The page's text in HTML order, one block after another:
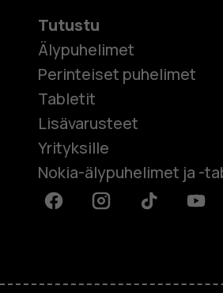
Tutustu
Älypuhelimet
Perinteiset puhelimet
Tabletit
Lisävarusteet
Yrityksille
Nokia-älypuhelimet ja -
FacebookInstagramTiktok